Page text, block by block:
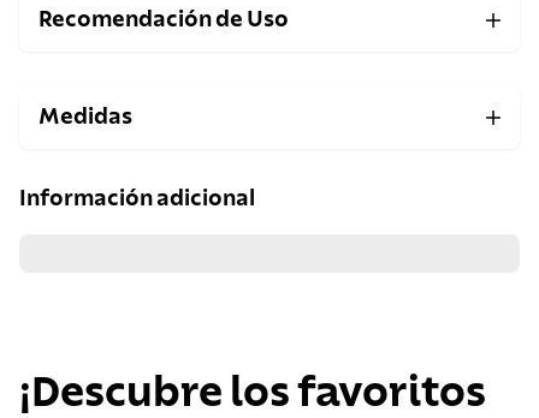
Recomendación de Uso
Medidas
Información adicional
¡Descubre los favoritos